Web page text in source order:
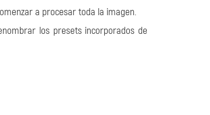
a procesar toda la imagen.
los presets incorporados de